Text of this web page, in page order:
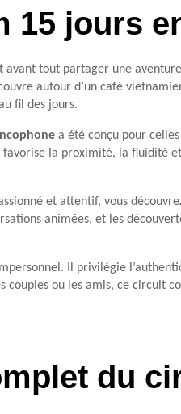
15 jours
avant tout partager une
autour d’un café
fil des jours.
a été conçu pour
la proximité, la fluidité
et attentif, vous
animées, et les
Il privilégie
couples ou les amis, ce
du